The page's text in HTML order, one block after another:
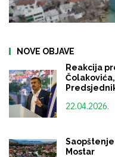
NOVE OBJAVE
Reakcija
22.04.2026.
Saopštenje
Mostar